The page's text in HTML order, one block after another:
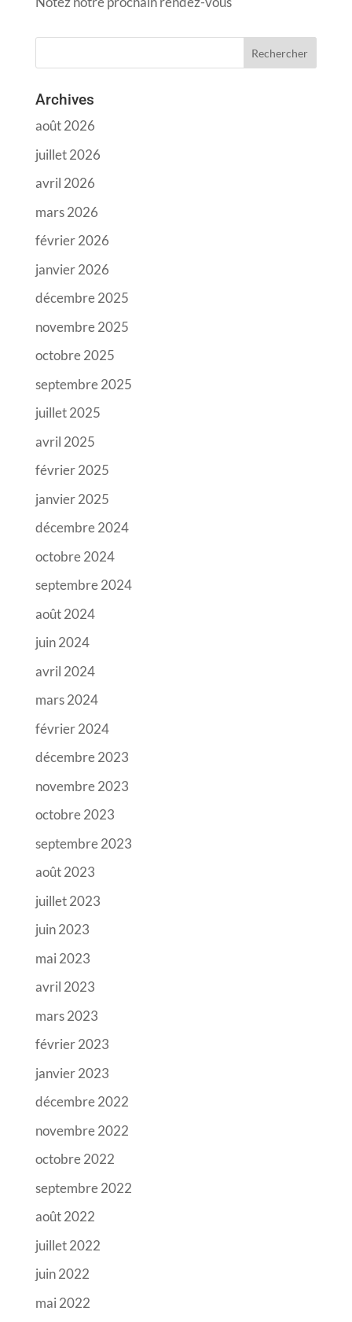
Archives
août 2026
juillet 2026
avril 2026
mars 2026
février 2026
janvier 2026
décembre 2025
novembre 2025
octobre 2025
septembre 2025
juillet 2025
avril 2025
février 2025
janvier 2025
décembre 2024
octobre 2024
septembre 2024
août 2024
juin 2024
avril 2024
mars 2024
février 2024
décembre 2023
novembre 2023
octobre 2023
septembre 2023
août 2023
juillet 2023
juin 2023
mai 2023
avril 2023
mars 2023
février 2023
janvier 2023
décembre 2022
novembre 2022
octobre 2022
septembre 2022
août 2022
juillet 2022
juin 2022
mai 2022